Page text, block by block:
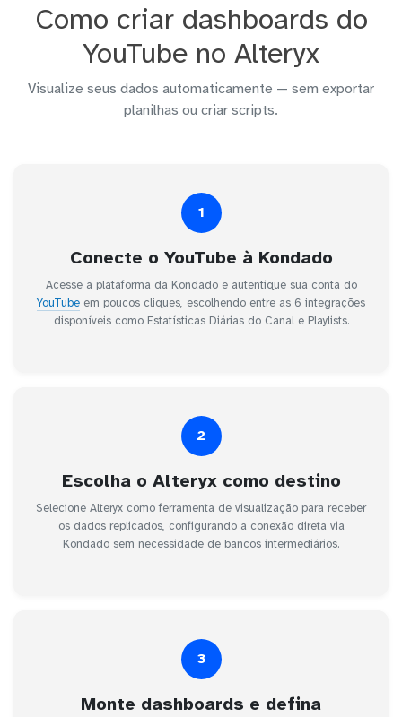
Como criar dashboards do
YouTube no Alteryx
Visualize seus dados automaticamente — sem exportar
planilhas ou criar scripts.
1
Conecte o YouTube à Kondado
Acesse a plataforma da Kondado e autentique sua conta do
YouTube em poucos cliques, escolhendo entre as 6 integrações
disponíveis como Estatísticas Diárias do Canal e Playlists.
2
Escolha o Alteryx como destino
Selecione Alteryx como ferramenta de visualização para receber
os dados replicados, configurando a conexão direta via
Kondado sem necessidade de bancos intermediários.
3
Monte dashboards e defina